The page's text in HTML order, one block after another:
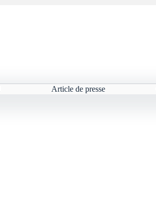
Article de presse